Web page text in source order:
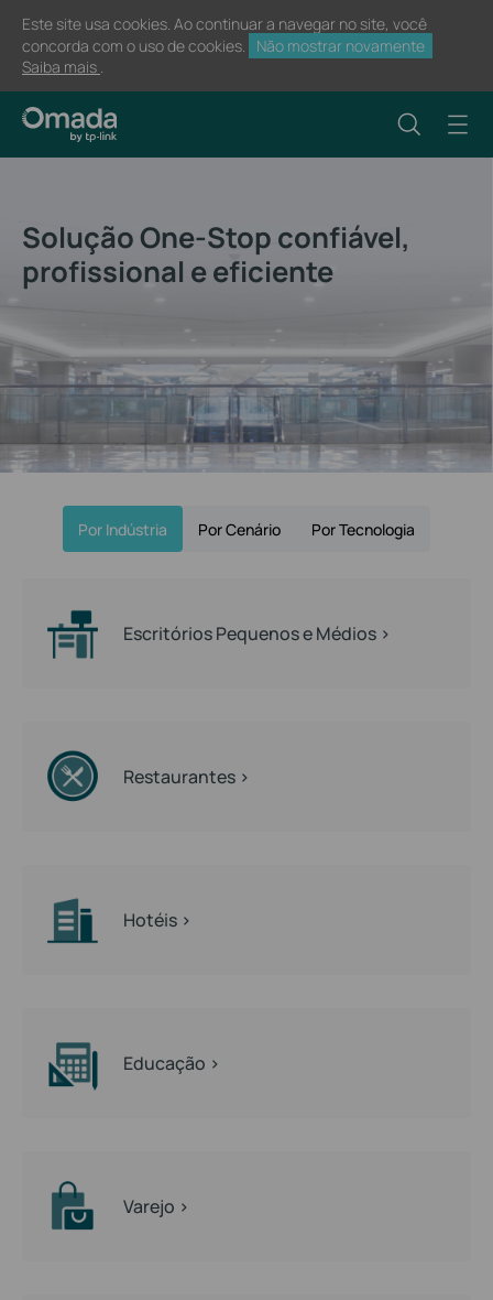
Este site usa cookies. Ao continuar a navegar no site, você
concorda com o uso de cookies.
Não mostrar novamente
Saiba mais .
Solução One-Stop confiável,
profissional e eficiente
Por Indústria Por Cenário Por Tecnologia
Escritórios Pequenos e Médios >
Restaurantes >
Hotéis >
Educação >
Varejo >